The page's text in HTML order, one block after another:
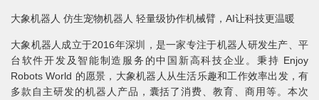
大象机器人 仿生宠物机器人 轻量级协作机械臂，AI让科技更温暖
大象机器人成立于2016年深圳，是一家专注于机器人研发生产、平
台软件开发及智能制造服务的中国新高科技企业。秉持 Enjoy
Robots World 的愿景，大象机器人从生活乐趣和工作效率出发，有
多款自主研发的机器人产品，囊括了消费、教育、商用等。本次